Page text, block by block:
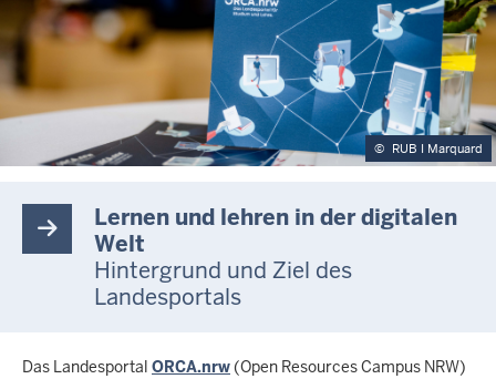
© RUB I Marquard
Lernen und lehren in der digitalen
Welt
Hintergrund und Ziel des
Landesportals
Das Landesportal ORCA.nrw(Open Resources Campus NRW)